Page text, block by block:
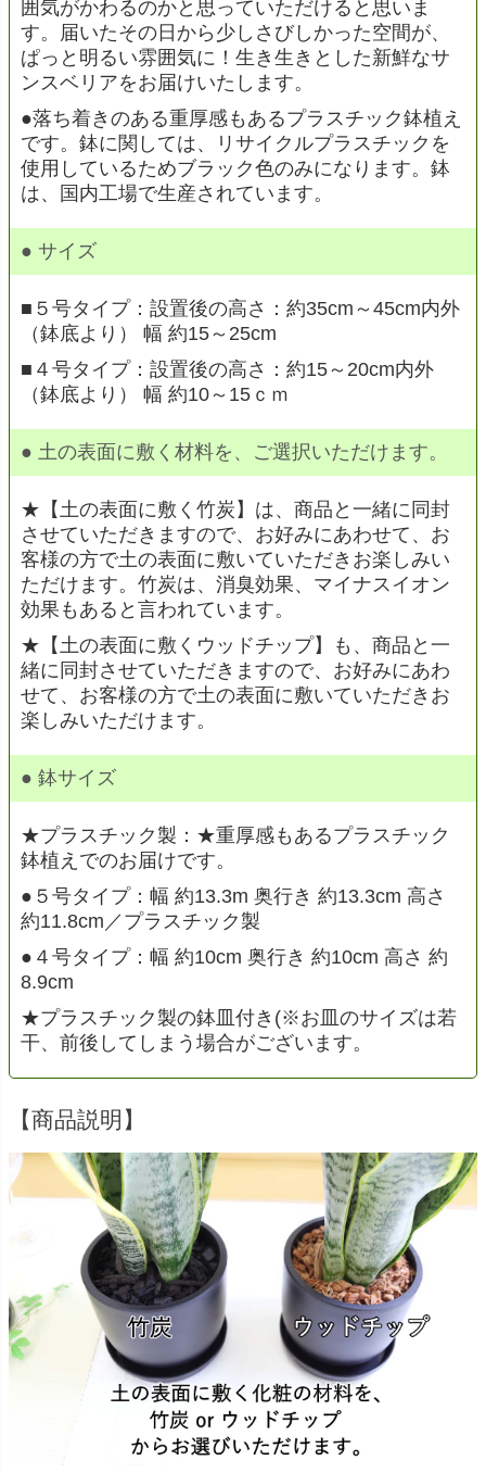
囲気がかわるのかと思っていただけると思いま
す。届いたその日から少しさびしかった空間が、
ぱっと明るい雰囲気に！生き生きとした新鮮なサ
ンスベリアをお届けいたします。
●落ち着きのある重厚感もあるプラスチック鉢植え
です。鉢に関しては、リサイクルプラスチックを
使用しているためブラック色のみになります。鉢
は、国内工場で生産されています。
● サイズ
■５号タイプ：設置後の高さ：約35cm～45cm内外
（鉢底より） 幅 約15～25cm
■４号タイプ：設置後の高さ：約15～20cm内外
（鉢底より） 幅 約10～15ｃｍ
● 土の表面に敷く材料を、ご選択いただけます。
★【土の表面に敷く竹炭】は、商品と一緒に同封
させていただきますので、お好みにあわせて、お
客様の方で土の表面に敷いていただきお楽しみい
ただけます。竹炭は、消臭効果、マイナスイオン
効果もあると言われています。
★【土の表面に敷くウッドチップ】も、商品と一
緒に同封させていただきますので、お好みにあわ
せて、お客様の方で土の表面に敷いていただきお
楽しみいただけます。
● 鉢サイズ
★プラスチック製：★重厚感もあるプラスチック
鉢植えでのお届けです。
●５号タイプ：幅 約13.3m 奥行き 約13.3cm 高さ
約11.8cm／プラスチック製
●４号タイプ：幅 約10cm 奥行き 約10cm 高さ 約
8.9cm
★プラスチック製の鉢皿付き(※お皿のサイズは若
干、前後してしまう場合がございます。
【商品説明】